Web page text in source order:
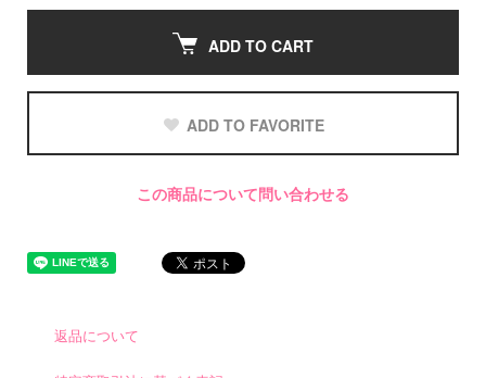
ADD TO CART
ADD TO FAVORITE
この商品について問い合わせる
返品について